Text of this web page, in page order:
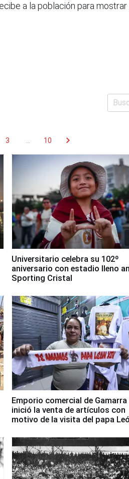
a la población para
3 10 chevron_right
Universitario celebra su 102º
aniversario con estadio lleno
Sporting Cristal
Emporio comercial de Gamarra
inició la venta de artículos con
motivo de la visita del papa